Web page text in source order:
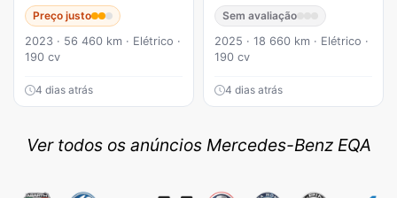
Preço justo
2023 · 56 460 km · Elétrico ·
190 cv
4 dias atrás
Sem avaliação
2025 · 18 660 km · Elétrico ·
190 cv
4 dias atrás
Ver todos os anúncios Mercedes-Benz EQA